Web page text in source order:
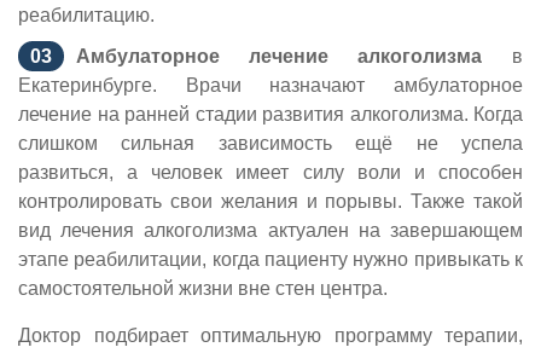
реабилитацию.
Амбулаторное лечение алкоголизма в
Екатеринбурге. Врачи назначают амбулаторное
лечение на ранней стадии развития алкоголизма. Когда
слишком сильная зависимость ещё не успела
развиться, а человек имеет силу воли и способен
контролировать свои желания и порывы. Также такой
вид лечения алкоголизма актуален на завершающем
этапе реабилитации, когда пациенту нужно привыкать к
самостоятельной жизни вне стен центра.
Доктор подбирает оптимальную программу терапии,